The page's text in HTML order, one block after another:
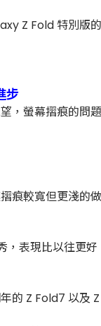
Z Fold 特別
步
，螢幕摺痕的
痕較寬但更淺
表現比以往更
的 Z Fold7 以及